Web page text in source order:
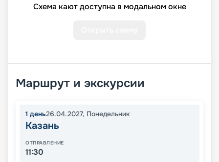
Схема кают доступна в модальном окне
Маршрут и экскурсии
1 день26.04.2027, Понедельник
Казань
ОТПРАВЛЕНИЕ
11:30